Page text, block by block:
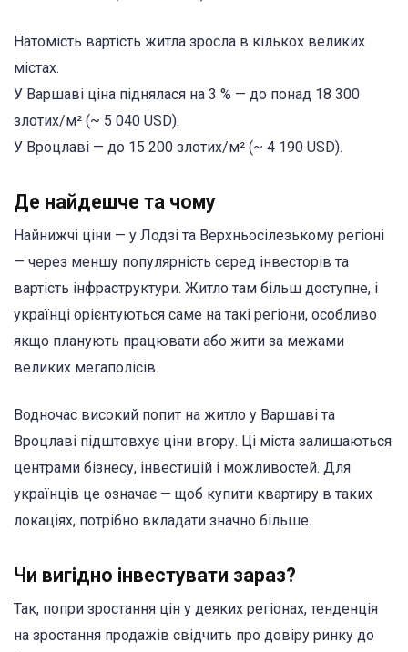
Натомість вартість житла зросла в кількох великих
містах.
У Варшаві ціна піднялася на 3 % — до понад 18 300
злотих/м² (~ 5 040 USD).
У Вроцлаві — до 15 200 злотих/м² (~ 4 190 USD).
Де найдешче та чому
Найнижчі ціни — у Лодзі та Верхньосілезькому регіоні
— через меншу популярність серед інвесторів та
вартість інфраструктури. Житло там більш доступне, і
українці орієнтуються саме на такі регіони, особливо
якщо планують працювати або жити за межами
великих мегаполісів.
Водночас високий попит на житло у Варшаві та
Вроцлаві підштовхує ціни вгору. Ці міста залишаються
центрами бізнесу, інвестицій і можливостей. Для
українців це означає — щоб купити квартиру в таких
локаціях, потрібно вкладати значно більше.
Чи вигідно інвестувати зараз?
Так, попри зростання цін у деяких регіонах, тенденція
на зростання продажів свідчить про довіру ринку до